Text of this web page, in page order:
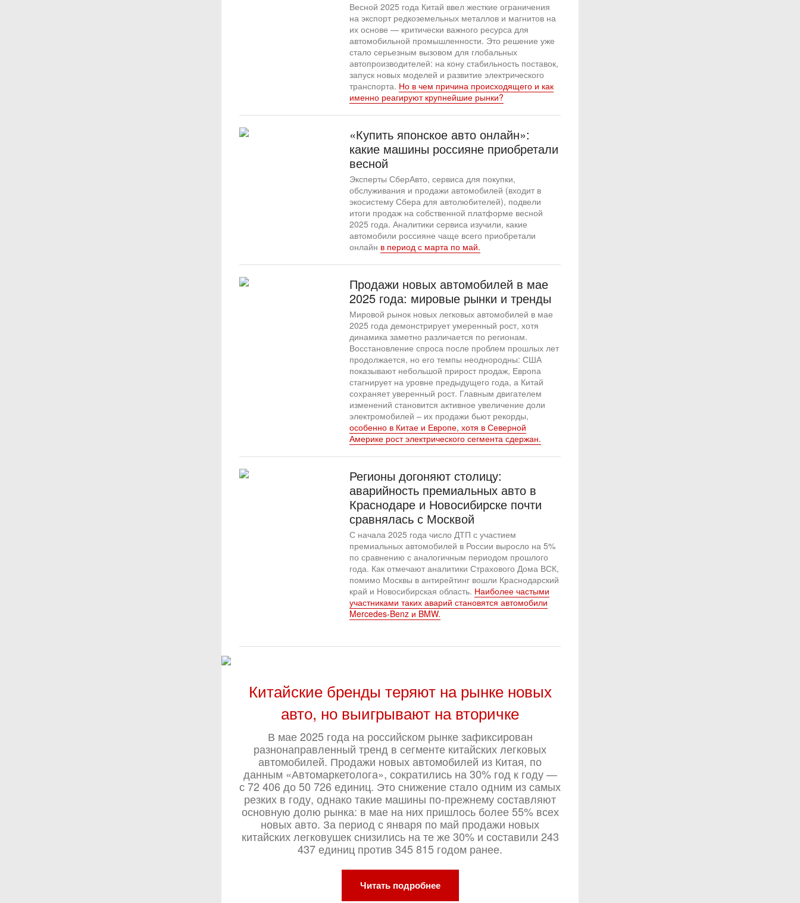
Весной 2025 года Китай ввел жесткие ограничения
на экспорт редкоземельных металлов и магнитов на
их основе — критически важного ресурса для
автомобильной промышленности. Это решение уже
стало серьезным вызовом для глобальных
автопроизводителей: на кону стабильность поставок,
запуск новых моделей и развитие электрического
транспорта. Но в чем причина происходящего и как
именно реагируют крупнейшие рынки?
«Купить японское авто онлайн»:
какие машины россияне приобретали
весной
Эксперты СберАвто, сервиса для покупки,
обслуживания и продажи автомобилей (входит в
экосистему Сбера для автолюбителей), подвели
итоги продаж на собственной платформе весной
2025 года. Аналитики сервиса изучили, какие
автомобили россияне чаще всего приобретали
онлайн в период с марта по май.
Продажи новых автомобилей в мае
2025 года: мировые рынки и тренды
Мировой рынок новых легковых автомобилей в мае
2025 года демонстрирует умеренный рост, хотя
динамика заметно различается по регионам.
Восстановление спроса после проблем прошлых лет
продолжается, но его темпы неоднородны: США
показывают небольшой прирост продаж, Европа
стагнирует на уровне предыдущего года, а Китай
сохраняет уверенный рост. Главным двигателем
изменений становится активное увеличение доли
электромобилей – их продажи бьют рекорды,
особенно в Китае и Европе, хотя в Северной
Америке рост электрического сегмента сдержан.
Регионы догоняют столицу:
аварийность премиальных авто в
Краснодаре и Новосибирске почти
сравнялась с Москвой
С начала 2025 года число ДТП с участием
премиальных автомобилей в России выросло на 5%
по сравнению с аналогичным периодом прошлого
года. Как отмечают аналитики Страхового Дома ВСК,
помимо Москвы в антирейтинг вошли Краснодарский
край и Новосибирская область. Наиболее частыми
участниками таких аварий становятся автомобили
Mercedes-Benz и BMW.
Китайские бренды теряют на рынке новых
авто, но выигрывают на вторичке
В мае 2025 года на российском рынке зафиксирован
разнонаправленный тренд в сегменте китайских легковых
автомобилей. Продажи новых автомобилей из Китая, по
данным «Автомаркетолога», сократились на 30% год к году —
с 72 406 до 50 726 единиц. Это снижение стало одним из самых
резких в году, однако такие машины по-прежнему составляют
основную долю рынка: в мае на них пришлось более 55% всех
новых авто. За период с января по май продажи новых
китайских легковушек снизились на те же 30% и составили 243
437 единиц против 345 815 годом ранее.
Читать подробнее